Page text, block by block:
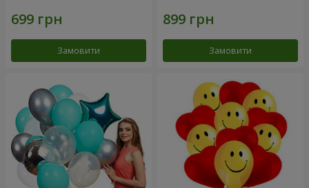
Замовити Замовити